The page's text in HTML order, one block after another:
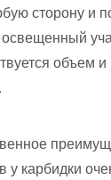
сторону и
объем
у карбидки